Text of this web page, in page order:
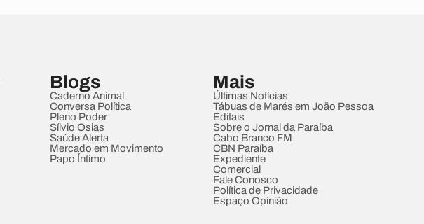
Blogs
Caderno Animal
Conversa Política
Pleno Poder
Sílvio Osias
Saúde Alerta
Mercado em Movimento
Papo Íntimo
Mais
Últimas Notícias
Tábuas de Marés em João Pessoa
Editais
Sobre o Jornal da Paraíba
Cabo Branco FM
CBN Paraíba
Expediente
Comercial
Fale Conosco
Política de Privacidade
Espaço Opinião